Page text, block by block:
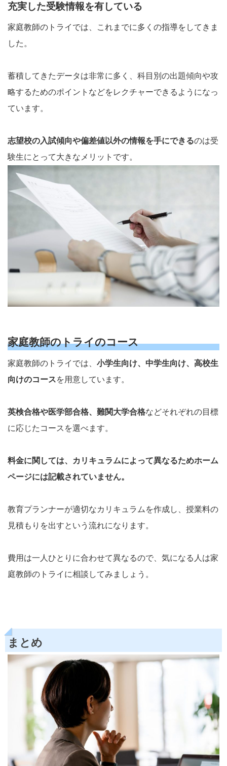
充実した受験情報を有している
家庭教師のトライでは、これまでに多くの指導をしてきま
した。
蓄積してきたデータは非常に多く、科目別の出題傾向や攻
略するためのポイントなどをレクチャーできるようになっ
ています。
志望校の入試傾向や偏差値以外の情報を手にできるのは受
験生にとって大きなメリットです。
家庭教師のトライのコース
家庭教師のトライでは、 小学生向け、中学生向け、高校生
向けのコースを用意しています。
英検合格や医学部合格、難関大学合格などそれぞれの目標
に応じたコースを選べます。
料金に関しては、カリキュラムによって異なるためホーム
ページには記載されていません。
教育プランナーが適切なカリキュラムを作成し、授業料の
見積もりを出すという流れになります。
費用は一人ひとりに合わせて異なるので、気になる人は家
庭教師のトライに相談してみましょう。
まとめ